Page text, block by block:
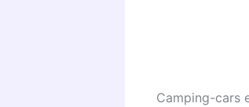
Camping-cars